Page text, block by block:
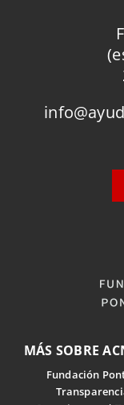
MÁS SOBRE
Fundación